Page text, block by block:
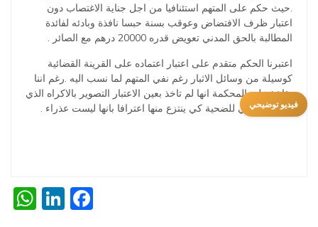
فيديو توضيحي
.حيث حكم على المتهم استئنافيا من اجل جناية الاغتصاب دون
اعتبار ظرف الافتضاض وعوقب بسنة حبسا نافذة وبادئه لفائدة
المطالبة بالحق المدني تعويض قدره 20000 درهم مع الصائر .
اعتبرنا الحكم متقدم على اعتبار اعتماده على القرينة القضائية
كوسيلة من وسائل الاثبار رغم نفي المتهم لما نسب اليه .رغم اننا
نؤاخذ على المحكمة انها لم تاخذ بعين الاعتبار التصوير بالاكراه الذي
قام به الجاني للضحية كي ينتزع منها اعترافا بانها ليست عذراء .